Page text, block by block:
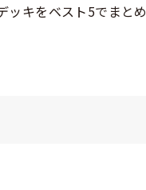
キをベスト5でまとめ